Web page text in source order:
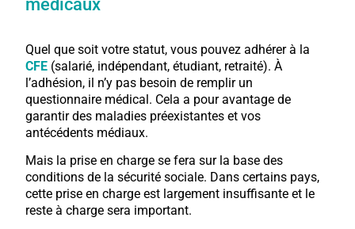
médicaux
Quel que soit votre statut, vous pouvez adhérer à la
CFE (salarié, indépendant, étudiant, retraité). À
l’adhésion, il n’y pas besoin de remplir un
questionnaire médical. Cela a pour avantage de
garantir des maladies préexistantes et vos
antécédents médiaux.
Mais la prise en charge se fera sur la base des
conditions de la sécurité sociale. Dans certains pays,
cette prise en charge est largement insuffisante et le
reste à charge sera important.